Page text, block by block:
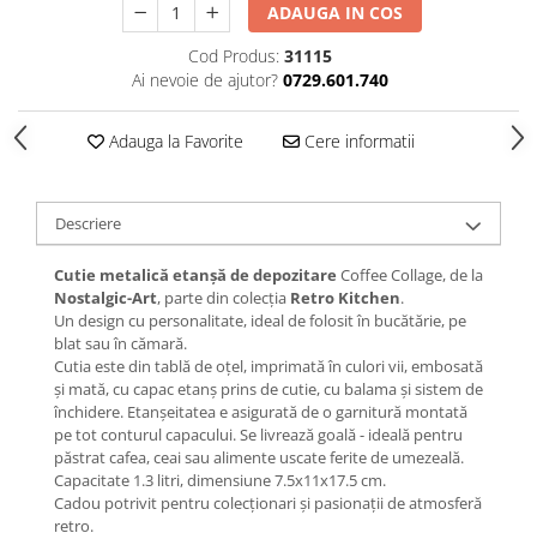
ADAUGA IN COS
Cod Produs: 31115
Ai nevoie de ajutor? 0729.601.740
Adauga la Favorite Cere informatii
Descriere
Cutie metalică etanșă de depozitare Coffee Collage, de la
Nostalgic-Art, parte din colecția Retro Kitchen.
Un design cu personalitate, ideal de folosit în bucătărie, pe
blat sau în cămară.
Cutia este din tablă de oțel, imprimată în culori vii, embosată
și mată, cu capac etanș prins de cutie, cu balama și sistem de
închidere. Etanșeitatea e asigurată de o garnitură montată
pe tot conturul capacului. Se livrează goală - ideală pentru
păstrat cafea, ceai sau alimente uscate ferite de umezeală.
Capacitate 1.3 litri, dimensiune 7.5x11x17.5 cm.
Cadou potrivit pentru colecționari și pasionații de atmosferă
retro.